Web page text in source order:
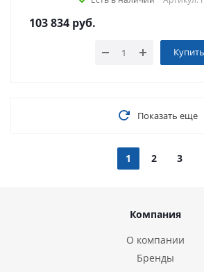
103 834 руб.
Купить
Показать еще
1 2 3
Компания
О компании
Бренды